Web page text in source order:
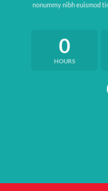
nonummy nibh euismod
0
HOURS